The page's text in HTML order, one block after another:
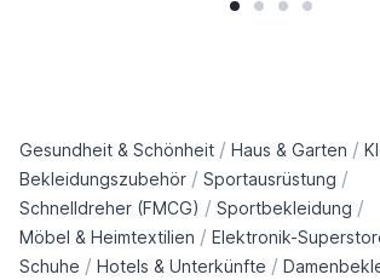
Gesundheit & Schönheit / Haus & Garten /
Bekleidungszubehör / Sportausrüstung /
Schnelldreher (FMCG) / Sportbekleidung /
Möbel & Heimtextilien / Elektronik-
Schuhe / Hotels & Unterkünfte /